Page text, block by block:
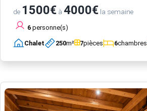
de 1500€ à 4000€ la semaine
6 personne(s)
Chalet 250m² 7pièces 6chambres